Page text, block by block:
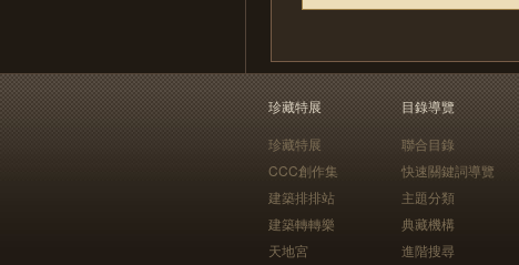
珍藏特展
珍藏特展
CCC創作集
建築排排站
建築轉轉樂
天地宮
目錄導覽
聯合目錄
快速關鍵詞導覽
主題分類
典藏機構
進階搜尋